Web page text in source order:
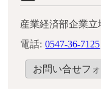
産業経済部企業
電話: 0547-36-7125
お問い合せフ